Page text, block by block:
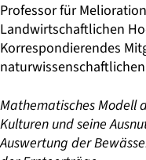
Professor für
Landwirtschaftlichen
Korrespondierendes
Mathematisches Modell
Kulturen und seine
Auswertung der